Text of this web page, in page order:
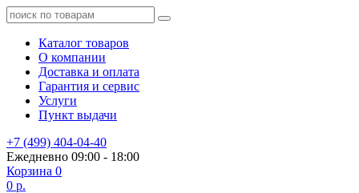
Каталог товаров
О компании
Доставка и оплата
Гарантия и сервис
Услуги
Пункт выдачи
+7 (499) 404-04-40
Ежедневно 09:00 - 18:00
Корзина 0
0 р.